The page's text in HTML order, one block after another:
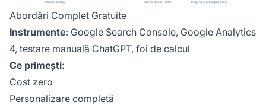
Abordări Complet Gratuite
Instrumente: Google Search Console, Google Analytics
4, testare manuală ChatGPT, foi de calcul
Ce primești:
Cost zero
Personalizare completă